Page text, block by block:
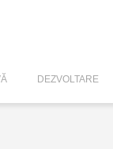
DEZVOLTARE